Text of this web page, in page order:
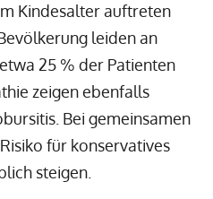
Kindesalter auftreten
leiden an
25 % der Patienten
zeigen ebenfalls
Bei gemeinsamen
für konservatives
steigen.